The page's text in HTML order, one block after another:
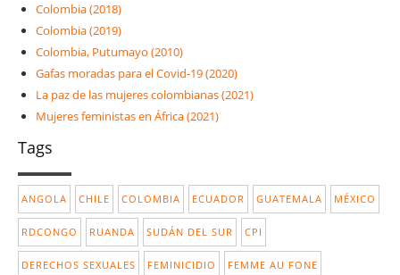
Colombia (2018)
Colombia (2019)
Colombia, Putumayo (2010)
Gafas moradas para el Covid-19 (2020)
La paz de las mujeres colombianas (2021)
Mujeres feministas en África (2021)
Tags
ANGOLA CHILE COLOMBIA ECUADOR GUATEMALA MÉXICO
RDCONGO RUANDA SUDÁN DEL SUR CPI
DERECHOS SEXUALES FEMINICIDIO FEMME AU FONE